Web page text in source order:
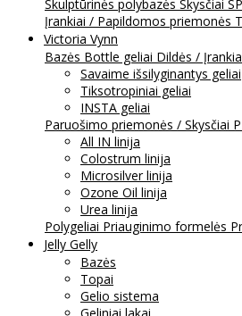
Skulptūrinės polybazės Skysčiai
Įrankiai / Papildomos priemonės
Victoria Vynn
Bazės Bottle geliai Dildės /
Savaime išsilyginantys geliai
Tiksotropiniai geliai
INSTA geliai
Paruošimo priemonės / Skysčiai
All IN linija
Colostrum linija
Microsilver linija
Ozone Oil linija
Urea linija
Polygeliai Priauginimo formelės
Jelly Gelly
Bazės
Topai
Gelio sistema
Geliniai lakai